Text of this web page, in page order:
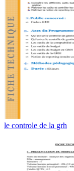
le controle de la grh